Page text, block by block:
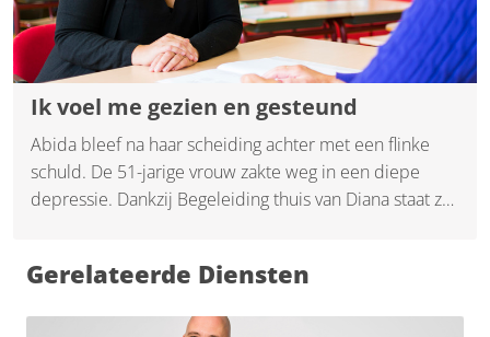
Ik voel me gezien en gesteund
Abida bleef na haar scheiding achter met een flinke
schuld. De 51-jarige vrouw zakte weg in een diepe
depressie. Dankzij Begeleiding thuis van Diana staat ze
Gerelateerde Diensten